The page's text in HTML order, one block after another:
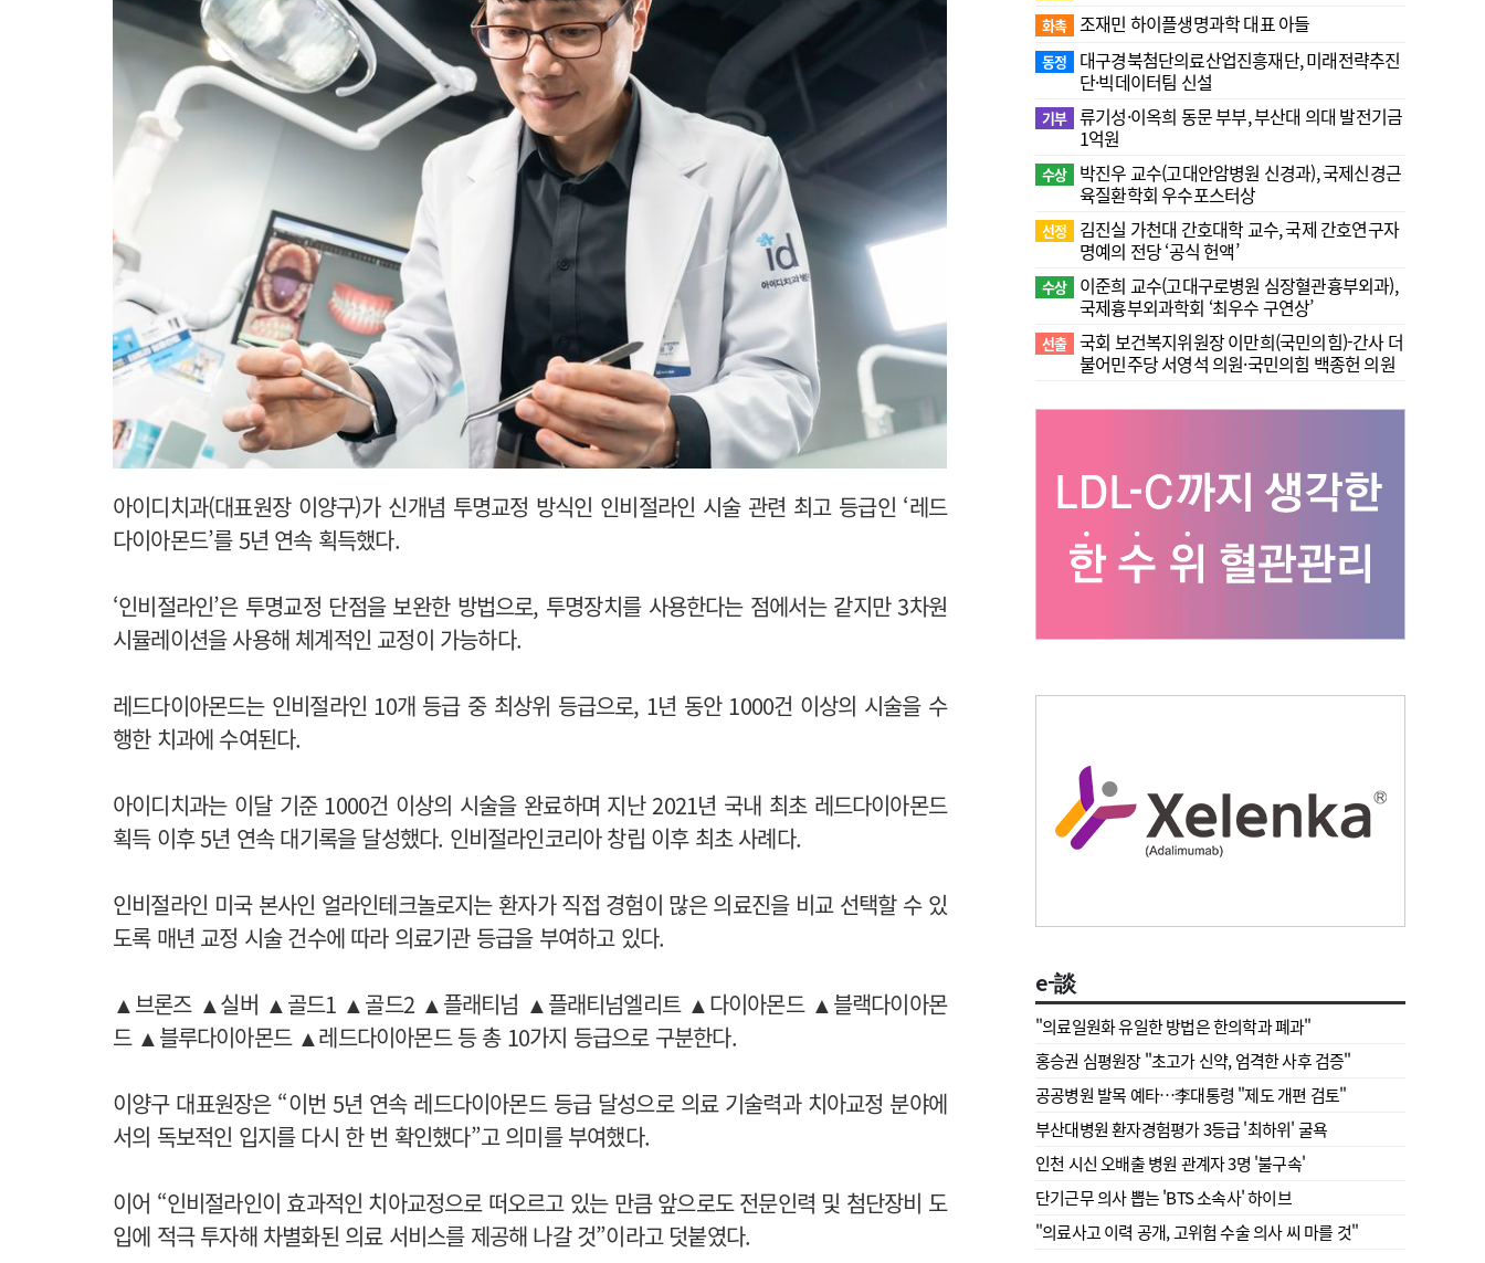
아이디치과(대표원장 이양구)가 신개념 투명교정 방식인 인비절라인 시술 관련 최고 등급인 ‘레드
다이아몬드’를 5년 연속 획득했다.
‘인비절라인’은 투명교정 단점을 보완한 방법으로, 투명장치를 사용한다는 점에서는 같지만 3차원
시뮬레이션을 사용해 체계적인 교정이 가능하다.
레드다이아몬드는 인비절라인 10개 등급 중 최상위 등급으로, 1년 동안 1000건 이상의 시술을 수
행한 치과에 수여된다.
아이디치과는 이달 기준 1000건 이상의 시술을 완료하며 지난 2021년 국내 최초 레드다이아몬드
획득 이후 5년 연속 대기록을 달성했다. 인비절라인코리아 창립 이후 최초 사례다.
인비절라인 미국 본사인 얼라인테크놀로지는 환자가 직접 경험이 많은 의료진을 비교 선택할 수 있
도록 매년 교정 시술 건수에 따라 의료기관 등급을 부여하고 있다.
▲브론즈 ▲실버 ▲골드1 ▲골드2 ▲플래티넘 ▲플래티넘엘리트 ▲다이아몬드 ▲블랙다이아몬
드 ▲블루다이아몬드 ▲레드다이아몬드 등 총 10가지 등급으로 구분한다.
이양구 대표원장은 “이번 5년 연속 레드다이아몬드 등급 달성으로 의료 기술력과 치아교정 분야에
서의 독보적인 입지를 다시 한 번 확인했다”고 의미를 부여했다.
이어 “인비절라인이 효과적인 치아교정으로 떠오르고 있는 만큼 앞으로도 전문인력 및 첨단장비 도
입에 적극 투자해 차별화된 의료 서비스를 제공해 나갈 것”이라고 덧붙였다.
화촉 조재민 하이플생명과학 대표 아들
동정
대구경북첨단의료산업진흥재단, 미래전략추진
단·빅데이터팀 신설
기부 류기성·이옥희 동문 부부, 부산대 의대 발전기금
1억원
수상
박진우 교수(고대안암병원 신경과), 국제신경근
육질환학회 우수포스터상
선정
김진실 가천대 간호대학 교수, 국제 간호연구자
명예의 전당 ‘공식 헌액’
수상
이준희 교수(고대구로병원 심장혈관흉부외과),
국제흉부외과학회 ‘최우수 구연상’
선출 국회 보건복지위원장 이만희(국민의힘)-간사 더
불어민주당 서영석 의원·국민의힘 백종헌 의원
e-談
"의료일원화 유일한 방법은 한의학과 폐과"
홍승권 심평원장 " 초고가 신약, 엄격한 사후 검증"
공공병원 발목 예타…李대통령 "제도 개편 검토"
부산대병원 환자경험평가 3등급 '최하위' 굴욕
인천 시신 오배출 병원 관계자 3명 '불구속'
단기근무 의사 뽑는 'BTS 소속사' 하이브
"의료사고 이력 공개, 고위험 수술 의사 씨 마를 것"